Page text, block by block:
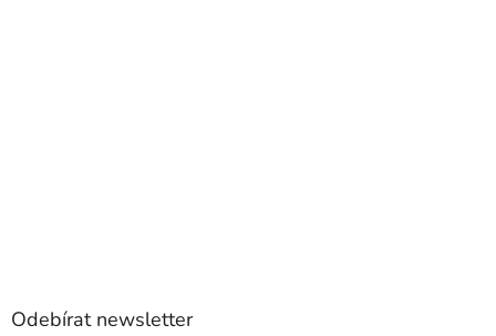
Odebírat newsletter